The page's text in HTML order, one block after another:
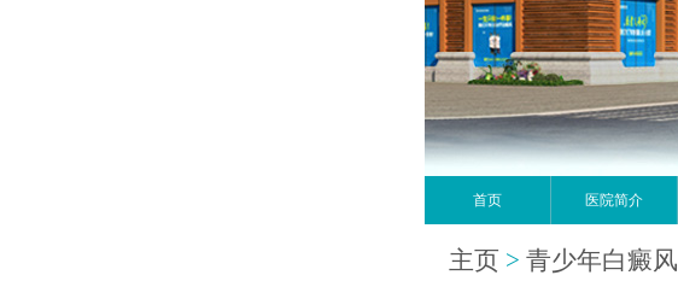
首页 医院简介
主页 > 青少年白癜风